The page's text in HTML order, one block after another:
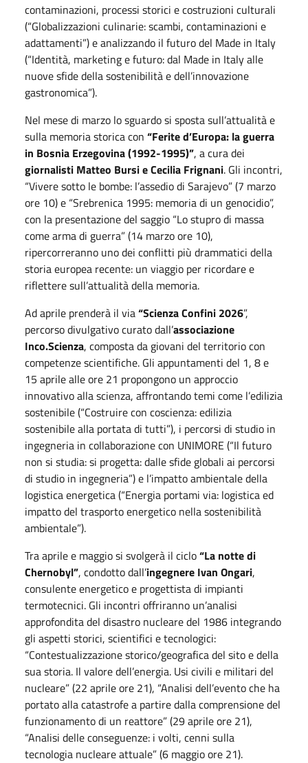
contaminazioni, processi storici e costruzioni culturali
(“Globalizzazioni culinarie: scambi, contaminazioni e
adattamenti”) e analizzando il futuro del Made in Italy
(“Identità, marketing e futuro: dal Made in Italy alle
nuove sfide della sostenibilità e dell’innovazione
gastronomica”).
Nel mese di marzo lo sguardo si sposta sull’attualità e
sulla memoria storica con “Ferite d’Europa: la guerra
in Bosnia Erzegovina (1992-1995)”, a cura dei
giornalisti Matteo Bursi e Cecilia Frignani. Gli incontri,
“Vivere sotto le bombe: l’assedio di Sarajevo” (7 marzo
ore 10) e “Srebrenica 1995: memoria di un genocidio”,
con la presentazione del saggio “Lo stupro di massa
come arma di guerra” (14 marzo ore 10),
ripercorreranno uno dei conflitti più drammatici della
storia europea recente: un viaggio per ricordare e
riflettere sull’attualità della memoria.
Ad aprile prenderà il via“Scienza Confini 2026”,
percorso divulgativo curato dall’associazione
Inco.Scienza, composta da giovani del territorio con
competenze scientifiche. Gli appuntamenti del 1, 8 e
15 aprile alle ore 21 propongono un approccio
innovativo alla scienza, affrontando temi come l’edilizia
sostenibile (“Costruire con coscienza: edilizia
sostenibile alla portata di tutti”), i percorsi di studio in
ingegneria in collaborazione con UNIMORE (“Il futuro
non si studia: si progetta: dalle sfide globali ai percorsi
di studio in ingegneria”) e l’impatto ambientale della
logistica energetica (“Energia portami via: logistica ed
impatto del trasporto energetico nella sostenibilità
ambientale”).
Tra aprile e maggio si svolgerà il ciclo“La notte di
Chernobyl”, condotto dall’ingegnere Ivan Ongari,
consulente energetico e progettista di impianti
termotecnici. Gli incontri offriranno un’analisi
approfondita del disastro nucleare del 1986 integrando
gli aspetti storici, scientifici e tecnologici:
“Contestualizzazione storico/geografica del sito e della
sua storia. Il valore dell’energia. Usi civili e militari del
nucleare” (22 aprile ore 21), “Analisi dell’evento che ha
portato alla catastrofe a partire dalla comprensione del
funzionamento di un reattore” (29 aprile ore 21),
“Analisi delle conseguenze: i volti, cenni sulla
tecnologia nucleare attuale” (6 maggio ore 21).